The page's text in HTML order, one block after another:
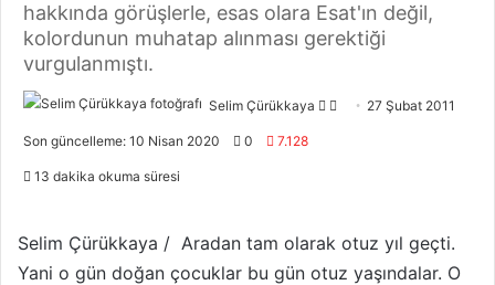
hakkında görüşlerle, esas olara Esat'ın değil,
kolordunun muhatap alınması gerektiği
vurgulanmıştı.
Selim Çürükkaya
F
w p
27 Şubat 2011
Son güncelleme: 10 Nisan 2020 0 7.128
13 dakika okuma süresi
Selim Çürükkaya / Aradan tam olarak otuz yıl geçti.
Yani o gün doğan çocuklar bu gün otuz yaşındalar. O